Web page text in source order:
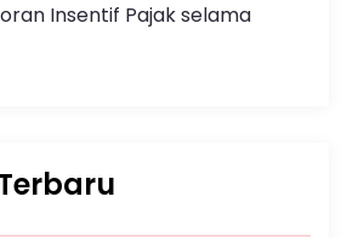
Insentif Pajak selama